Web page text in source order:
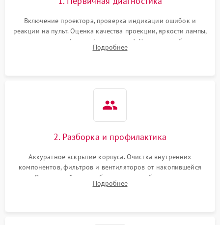
Включение проектора, проверка индикации ошибок и
реакции на пульт. Оценка качества проекции, яркости лампы,
наличия артефактов (точки, пятна). Проверка работы
системы охлаждения по уровню шума вентиляторов.
Подробнее
2. Разборка и профилактика
Аккуратное вскрытие корпуса. Очистка внутренних
компонентов, фильтров и вентиляторов от накопившейся
пыли. Визуальный осмотр блока питания, балласта лампы и
материнской платы на наличие прогаров или вздутых
Подробнее